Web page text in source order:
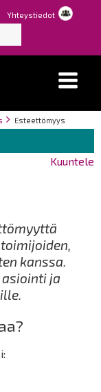
Yhteystiedot
Esteettömyys
Kuuntele
kanssa.
ja